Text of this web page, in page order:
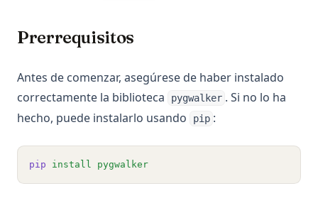
Prerrequisitos
Antes de comenzar, asegúrese de haber instalado
correctamente la biblioteca
pygwalker . Si no lo ha
hecho, puede instalarlo usando
pip :
pip install pygwalker